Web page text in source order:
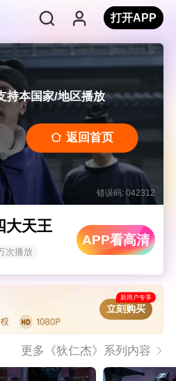
打开APP
持本国家/地区播放
返回首页
错误码: 042312
大天王
次播放
APP看高清
新用户专享
立刻购买
更多《狄仁杰》系列内容